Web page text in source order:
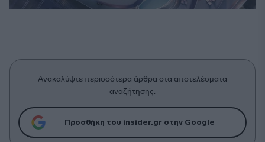
Ανακαλύψτε περισσότερα άρθρα στα αποτελέσματα
αναζήτησης.
Προσθήκη του insider.gr στην Google